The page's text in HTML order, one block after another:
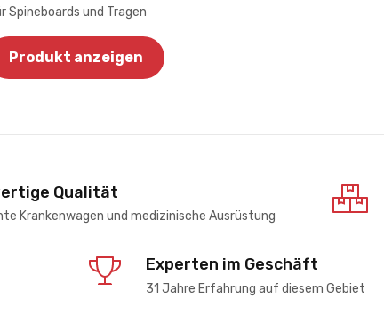
Spineboards und Tragen
Produkt anzeigen
Qualität
Krankenwagen und medizinische Ausrüstung
Experten im Geschäft
31 Jahre Erfahrung auf diesem Gebiet